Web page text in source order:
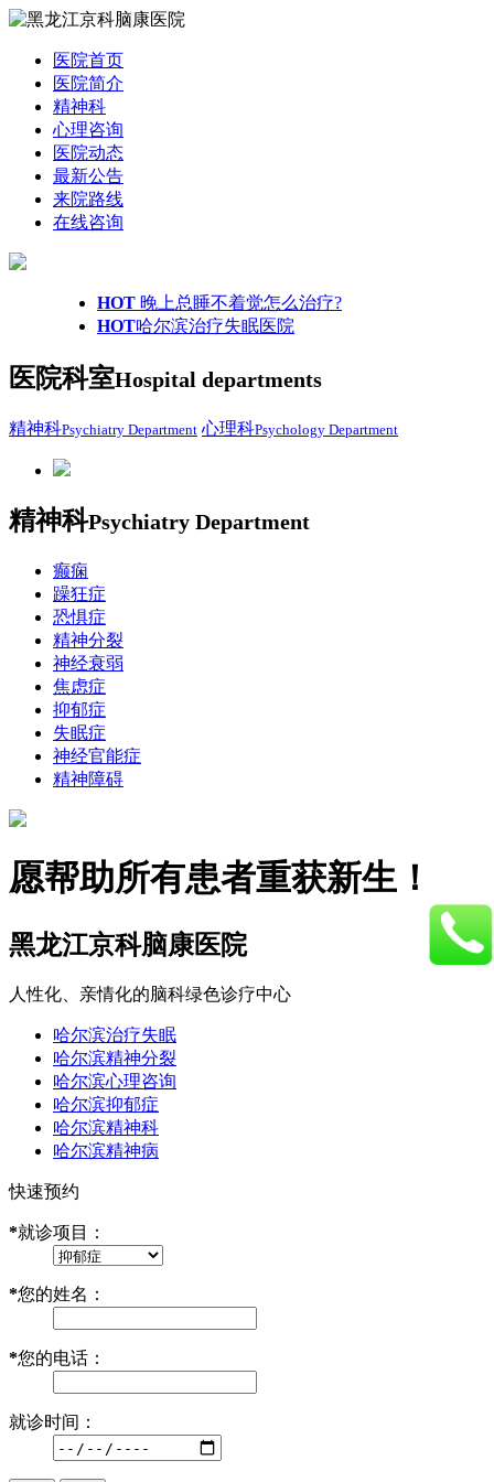
医院首页
医院简介
精神科
心理咨询
医院动态
最新公告
来院路线
在线咨询
HOT 晚上总睡不着觉怎么治疗?
HOT哈尔滨治疗失眠医院
医院科室Hospital departments
精神科Psychiatry Department 心理科Psychology Department
精神科Psychiatry Department
癫痫
躁狂症
恐惧症
精神分裂
神经衰弱
焦虑症
抑郁症
失眠症
神经官能症
精神障碍
愿帮助所有患者重获新生！
黑龙江京科脑康医院
人性化、亲情化的脑科绿色诊疗中心
哈尔滨治疗失眠
哈尔滨精神分裂
哈尔滨心理咨询
哈尔滨抑郁症
哈尔滨精神科
哈尔滨精神病
快速预约
*就诊项目：
*您的姓名：
*您的电话：
就诊时间：